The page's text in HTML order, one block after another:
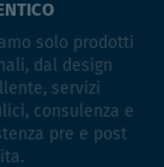
solo prodotti
dal design
servizi
consulenza e
pre e post